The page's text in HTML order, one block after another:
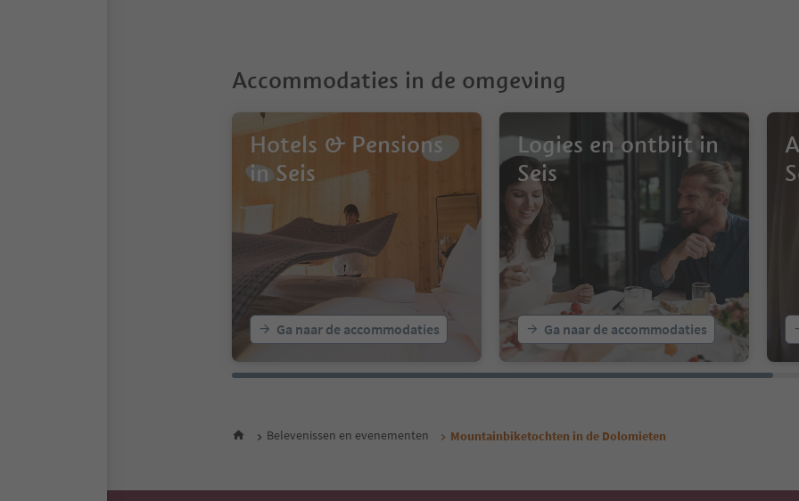
Accommodaties in de omgeving
Hotels & Pensions
in Seis
Ga naar de accommodaties
Logies en ontbijt in
Seis
Ga naar de accommodaties
Belevenissen en evenementen Mountainbiketochten in de Dolomieten